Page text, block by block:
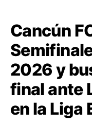
Cancún
2026 y
final ante
en la Liga